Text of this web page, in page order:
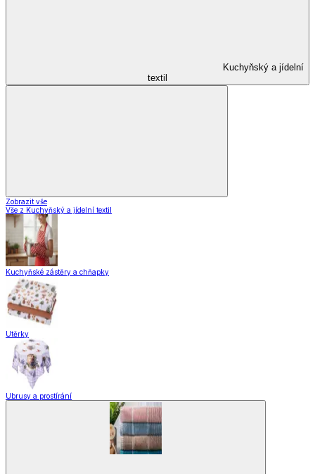
Kuchyňský a jídelní
textil
Zobrazit vše
Vše z Kuchyňský a jídelní textil
Kuchyňské zástěry a chňapky
Utěrky
Ubrusy a prostírání